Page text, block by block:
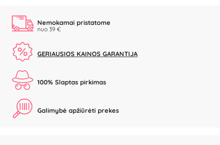
Nemokamai pristatome
nuo 39 €
GERIAUSIOS KAINOS GARANTIJA
100% Slaptas pirkimas
Galimybė apžiūrėti prekes